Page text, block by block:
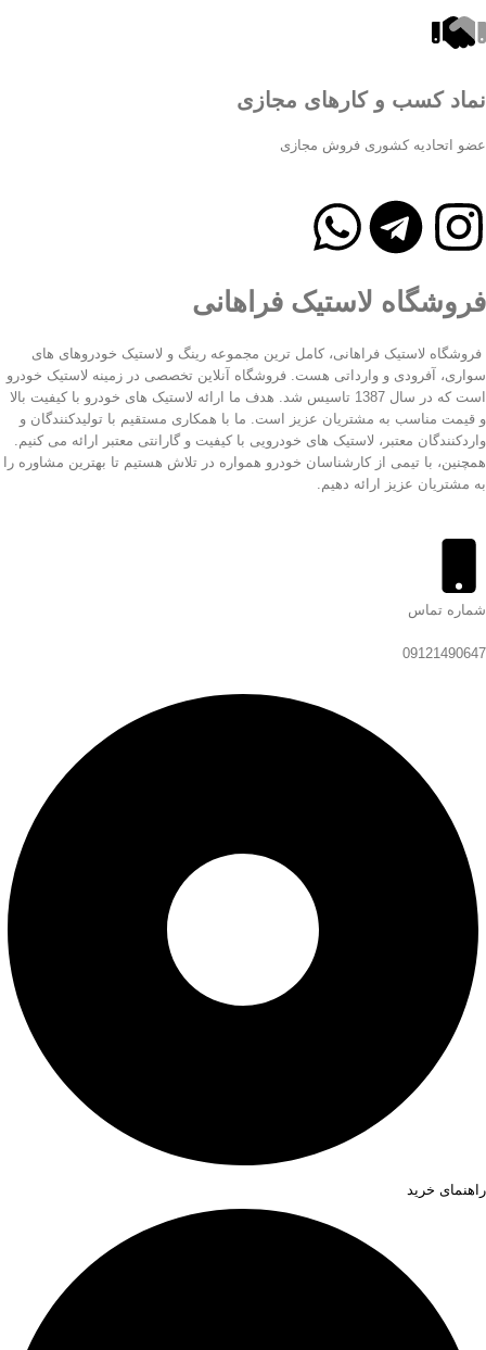
نماد کسب و کارهای مجازی
عضو اتحادیه کشوری فروش مجازی
فروشگاه لاستیک فراهانی
فروشگاه لاستیک فراهانی، کامل ترین مجموعه رینگ و لاستیک خودروهای های
سواری، آفرودی و وارداتی هست. فروشگاه آنلاین تخصصی در زمینه لاستیک خودرو
است که در سال 1387 تاسیس شد. هدف ما ارائه لاستیک های خودرو با کیفیت بالا
و قیمت مناسب به مشتریان عزیز است. ما با همکاری مستقیم با تولیدکنندگان و
واردکنندگان معتبر، لاستیک های خودرویی با کیفیت و گارانتی معتبر ارائه می کنیم.
همچنین، با تیمی از کارشناسان خودرو همواره در تلاش هستیم تا بهترین مشاوره را
به مشتریان عزیز ارائه دهیم.
شماره تماس
09121490647
راهنمای خرید